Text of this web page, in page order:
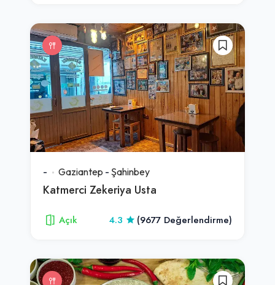
- Gaziantep - Şahinbey
Katmerci Zekeriya Usta
Açık 4.3 (9677 Değerlendirme)